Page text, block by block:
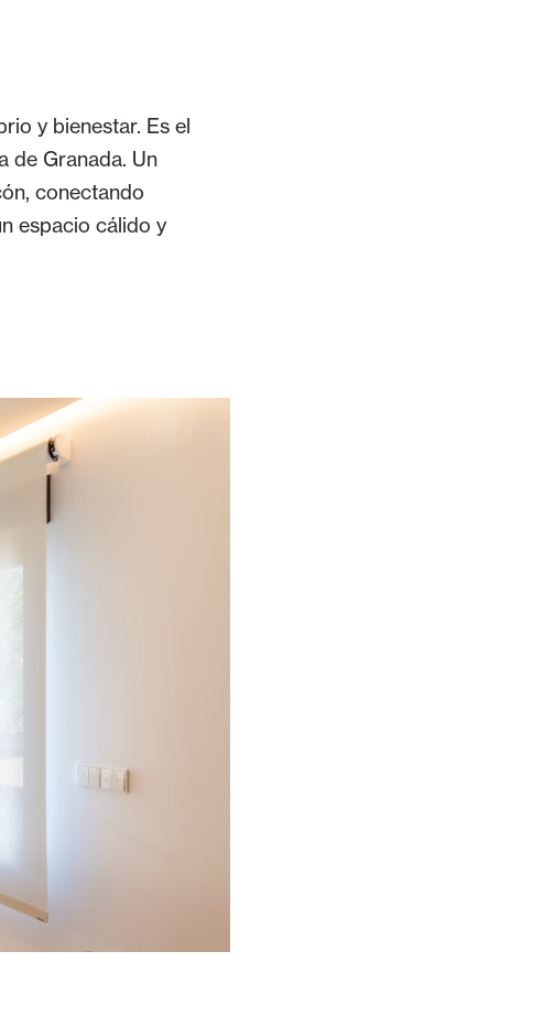
y bienestar. Es el
de Granada. Un
conectando
espacio cálido y